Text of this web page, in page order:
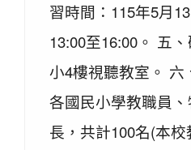
習時間：115年5月13
13:00至16:00。 五
小4樓視聽教室。 六
各國民小學教職員
長，共計100名(本